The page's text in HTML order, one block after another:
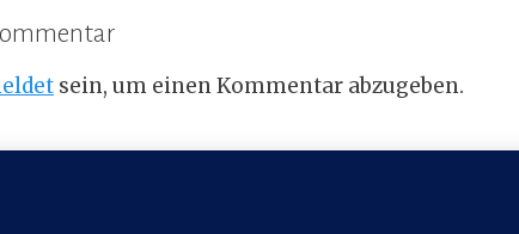
sein, um einen Kommentar abzugeben.